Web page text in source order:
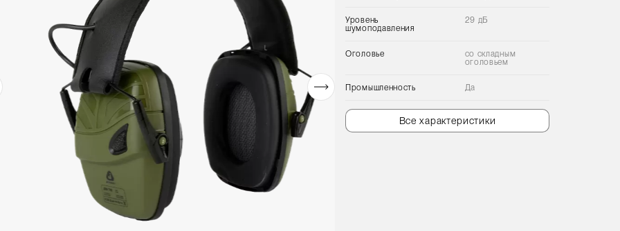
Уровень
шумоподавления
29 дБ
Оголовье
со складным
оголовьем
Промышленность Да
Все характеристики